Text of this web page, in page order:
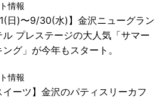
情報
日)〜9/30(水)】金沢ニューグラン
ル プレステージの大人気「サマー
グ」が今年もスタート。
情報
イーツ】金沢のパティスリーカフ